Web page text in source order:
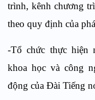
trình, kênh chương
theo quy định của
-Tổ chức thực hiện
khoa học và công
động của Đài Tiếng